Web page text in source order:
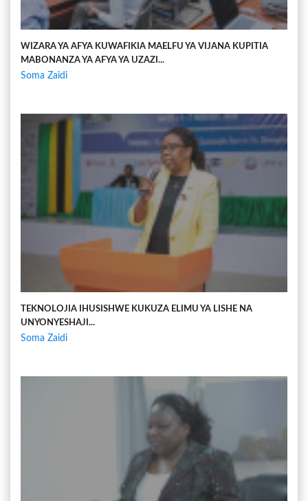
WIZARA YA AFYA KUWAFIKIA MAELFU YA VIJANA KUPITIA
MABONANZA YA AFYA YA UZAZI...
Soma Zaidi
TEKNOLOJIA IHUSISHWE KUKUZA ELIMU YA LISHE NA
UNYONYESHAJI...
Soma Zaidi